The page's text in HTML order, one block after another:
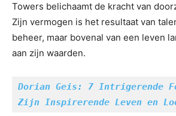
Towers belichaamt de kracht van
Zijn vermogen is het resultaat van
beheer, maar bovenal van een leven
aan zijn waarden.
Dorian Geis: 7 Intrigerende
Zijn Inspirerende Leven en